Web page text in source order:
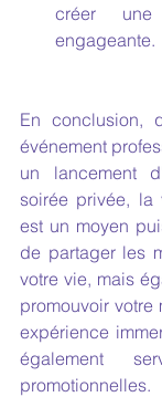
créer
engageante.
En conclusion,
événement
un lancement
soirée privée, la
est un moyen
de partager les
votre vie, mais
promouvoir votre
expérience
également